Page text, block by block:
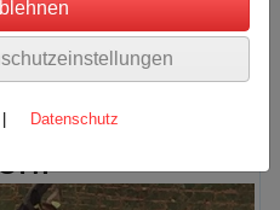
die
und unser
Datenschutz